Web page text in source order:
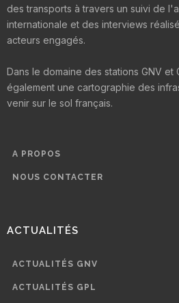
des transports à travers un suivi de
internationale et des interviews
acteurs engagés.
Dans le domaine des stations GNV et
également une cartographie des
venir sur le sol français.
A PROPOS
NOUS CONTACTER
ACTUALITÉS
ACTUALITÉS GNV
ACTUALITÉS GPL